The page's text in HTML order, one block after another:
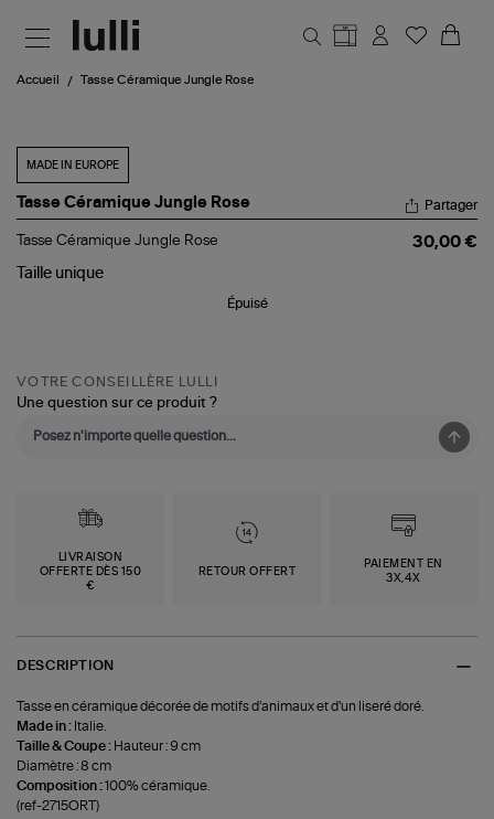
Accueil Tasse Céramique Jungle Rose
MADE IN EUROPE
Tasse Céramique Jungle Rose Partager
Tasse Céramique Jungle Rose
30,00 €
Taille unique
Épuisé
VOTRE CONSEILLÈRE LULLI
Une question sur ce produit ?
LIVRAISON
OFFERTE DÈS 150
€
RETOUR OFFERT
PAIEMENT EN
3X,4X
DESCRIPTION
Tasse en céramique décorée de motifs d'animaux et d'un liseré doré.
Made in : Italie.
Taille & Coupe : Hauteur : 9 cm
Diamètre : 8 cm
Composition :100% céramique.
(ref-2715ORT)